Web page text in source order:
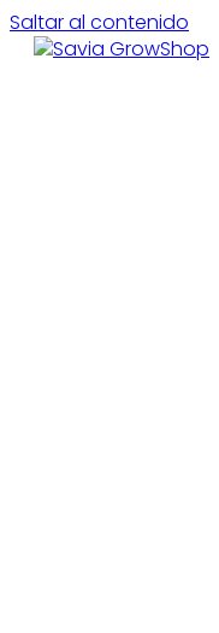
Saltar al contenido